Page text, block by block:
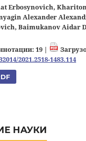
Erbosynovich,
Alexander
Baimukanov Aidar
19 |
2021.2518-1483.114
НАУКИ